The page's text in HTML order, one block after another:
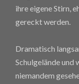
ihre eigene Stirn,
gereckt werden.
Dramatisch
Schulgelände und
niemandem